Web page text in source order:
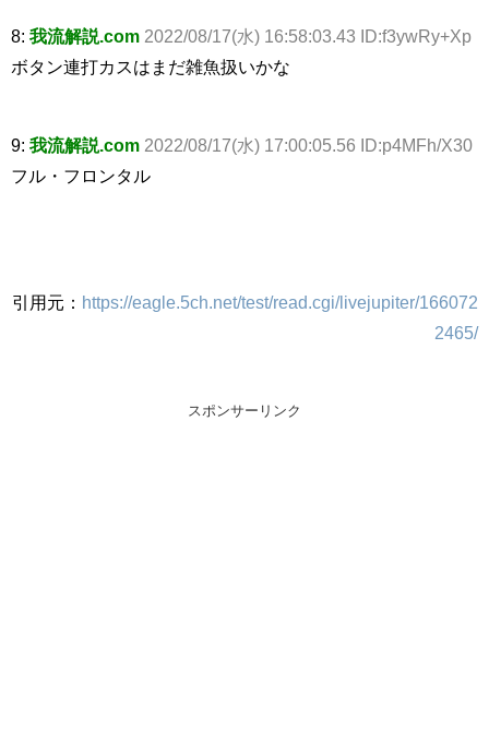
8: 我流解説.com 2022/08/17(水) 16:58:03.43 ID:f3ywRy+Xp
ボタン連打カスはまだ雑魚扱いかな
9: 我流解説.com 2022/08/17(水) 17:00:05.56 ID:p4MFh/X30
フル・フロンタル
引用元： https://eagle.5ch.net/test/read.cgi/livejupiter/166072
2465/
スポンサーリンク